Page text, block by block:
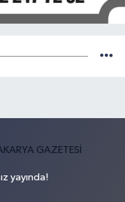
yayında!